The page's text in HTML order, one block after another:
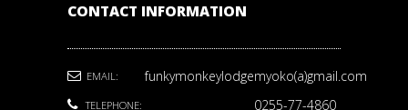
CONTACT INFORMATION
EMAIL: funkymonkeylodgemyoko(a)gmail.com
TELEPHONE: 0255-77-4860